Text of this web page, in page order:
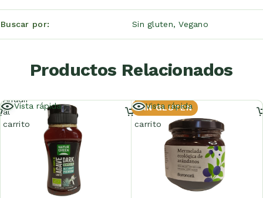
Buscar por Sin gluten,Vegano
Productos Relacionados
Vista rápida
Añadir
al
carrito
SIN GLUTEN
Vista rápida
Añadir
al
carrito